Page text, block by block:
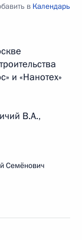
в Календарь
и «Нанотех»
В.А.,
Семёнович